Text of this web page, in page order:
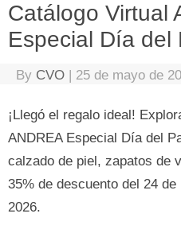
Catálogo Virtual
Especial Día del
By CVO | 25 de mayo de
¡Llegó el regalo ideal!
ANDREA Especial Día del
calzado de piel, zapatos de
35% de descuento del 24
2026.